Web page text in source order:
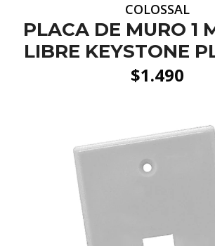
COLOSSAL
PLACA DE MURO 1
LIBRE KEYSTONE
$1.490